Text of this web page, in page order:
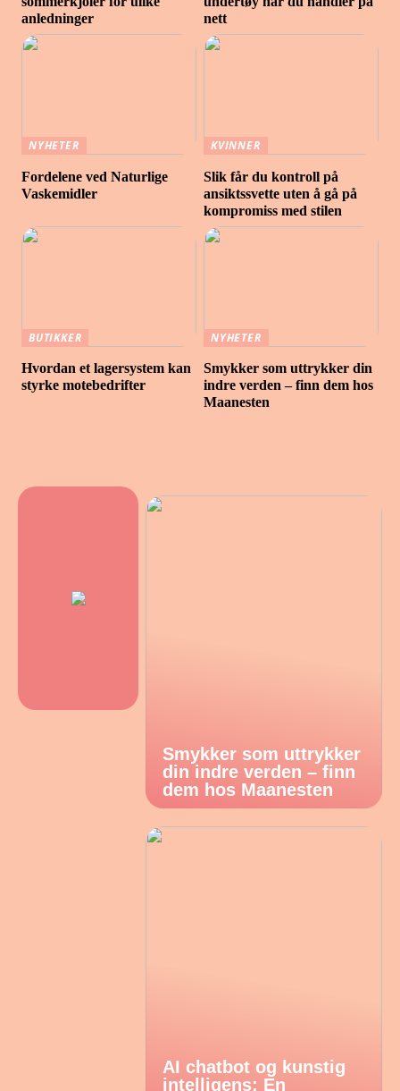
anledninger
nett
NYHETER
Fordelene ved Naturlige
Vaskemidler
KVINNER
Slik får du kontroll på
ansiktssvette uten å gå på
kompromiss med stilen
BUTIKKER
Hvordan et lagersystem kan
styrke motebedrifter
NYHETER
Smykker som uttrykker din
indre verden – finn dem hos
Maanesten
Smykker som uttrykker
din indre verden – finn
dem hos Maanesten
AI chatbot og kunstig
intelligens: En